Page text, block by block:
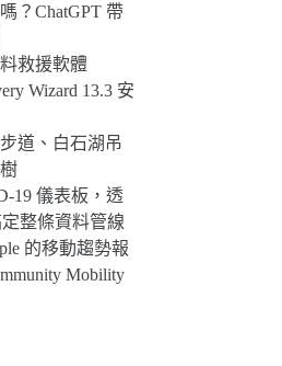
？ChatGPT 帶
救援軟體
Wizard 13.3 安
道、白石湖吊
19 儀表板，透
定整條資料管線
的移動趨勢報
Mobility